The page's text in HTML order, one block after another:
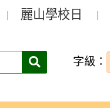
麗山學校日
搜
字級：